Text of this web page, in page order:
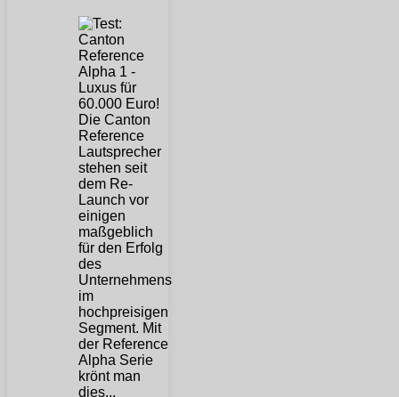
Die Canton
Reference
Lautsprecher
stehen seit
dem Re-
Launch vor
einigen
maßgeblich
für den Erfolg
des
Unternehmens
im
hochpreisigen
Segment. Mit
der Reference
Alpha Serie
krönt man
dies...